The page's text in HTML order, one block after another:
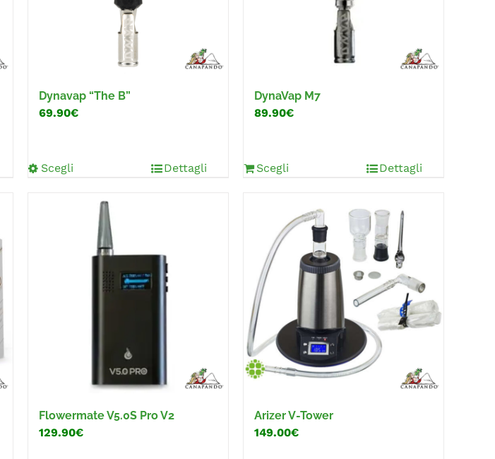
Dynavap “The B”
69.90€
Scegli Dettagli
DynaVap M7
89.90€
Scegli Dettagli
Flowermate V5.0S Pro V2
129.90€
Arizer V-Tower
149.00€